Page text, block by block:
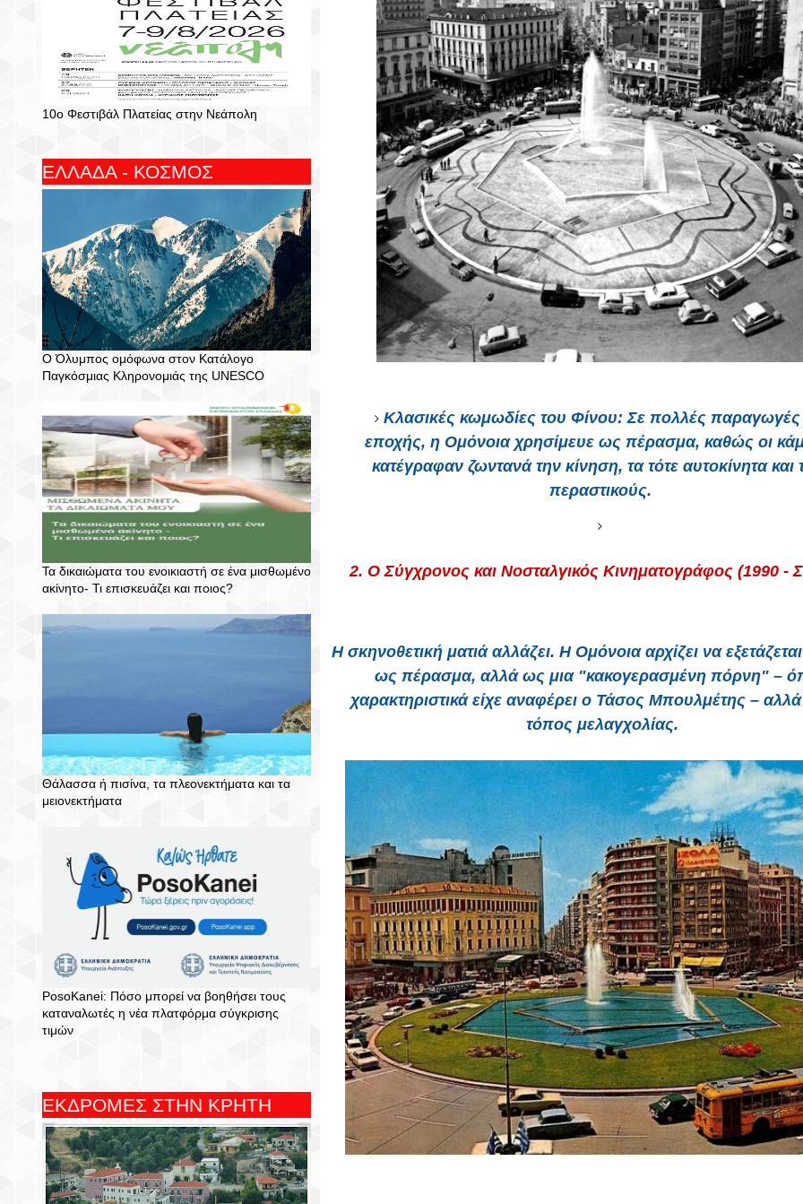
10ο Φεστιβάλ Πλατείας στην Νεάπολη
ΕΛΛΑΔΑ - ΚΟΣΜΟΣ
Ο Όλυμπος ομόφωνα στον Κατάλογο
Παγκόσμιας Κληρονομιάς της UNESCO
Τα δικαιώματα του ενοικιαστή σε ένα μισθωμένο
ακίνητο- Τι επισκευάζει και ποιος?
Θάλασσα ή πισίνα, τα πλεονεκτήματα και τα
μειονεκτήματα
PosoKanei: Πόσο μπορεί να βοηθήσει τους
καταναλωτές η νέα πλατφόρμα σύγκρισης
τιμών
ΕΚΔΡΟΜΕΣ ΣΤΗΝ ΚΡΗΤΗ
Κλασικές κωμωδίες του Φίνου: Σε πολλές παραγωγές
εποχής, η Ομόνοια χρησίμευε ως πέρασμα, καθώς οι
κατέγραφαν ζωντανά την κίνηση, τα τότε αυτοκίνητα και
περαστικούς.
2. Ο Σύγχρονος και Νοσταλγικός Κινηματογράφος (1990 -
Η σκηνοθετική ματιά αλλάζει. Η Ομόνοια αρχίζει να
ως πέρασμα, αλλά ως μια "κακογερασμένη πόρνη" –
χαρακτηριστικά είχε αναφέρει ο Τάσος Μπουλμέτης –
τόπος μελαγχολίας.